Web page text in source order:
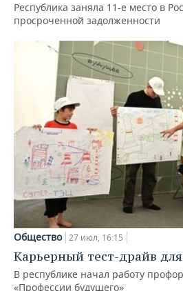
Республика заняла 11-е место в
просроченной задолженности
Общество 27 июл, 16:15
Карьерный тест-драйв
В республике начал работу
«Профессии будущего»